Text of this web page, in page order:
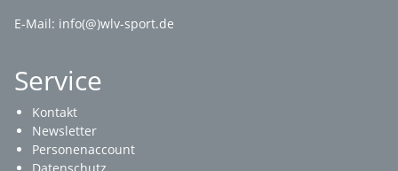
E-Mail: info(@)wlv-sport.de
Service
Kontakt
Newsletter
Personenaccount